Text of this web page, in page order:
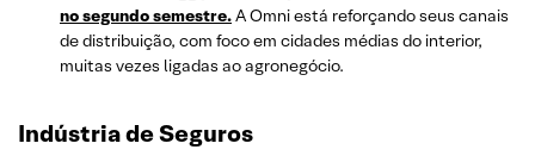
no segundo semestre.A Omni está reforçando seus canais
de distribuição, com foco em cidades médias do interior,
muitas vezes ligadas ao agronegócio.
Indústria de Seguros